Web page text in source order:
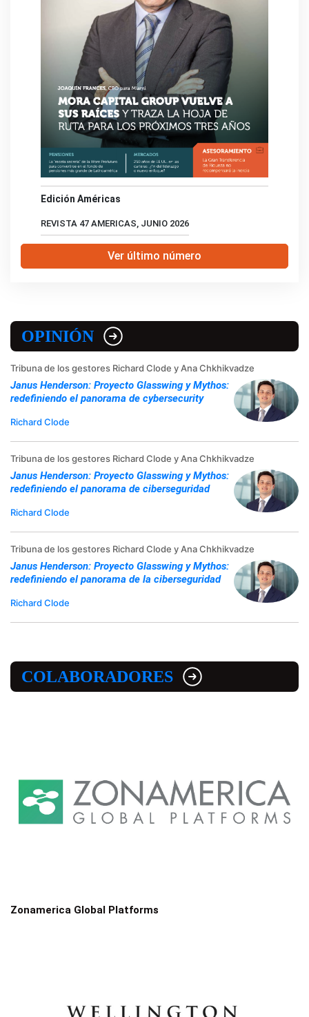
Edición Américas
REVISTA 47 AMERICAS, JUNIO 2026
Ver último número
OPINIÓN
Tribuna de los gestores Richard Clode y Ana Chkhikvadze
Janus Henderson: Proyecto Glasswing y Mythos:
redefiniendo el panorama de cybersecurity
Richard Clode
Tribuna de los gestores Richard Clode y Ana Chkhikvadze
Janus Henderson: Proyecto Glasswing y Mythos:
redefiniendo el panorama de ciberseguridad
Richard Clode
Tribuna de los gestores Richard Clode y Ana Chkhikvadze
Janus Henderson: Proyecto Glasswing y Mythos:
redefiniendo el panorama de la ciberseguridad
Richard Clode
COLABORADORES
Zonamerica Global Platforms